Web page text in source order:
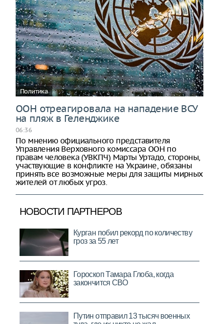
Политика
ООН отреагировала на нападение ВСУ
на пляж в Геленджике
06:36
По мнению официального представителя
Управления Верховного комиссара ООН по
правам человека (УВКПЧ) Марты Уртадо, стороны,
участвующие в конфликте на Украине, обязаны
принять все возможные меры для защиты мирных
жителей от любых угроз.